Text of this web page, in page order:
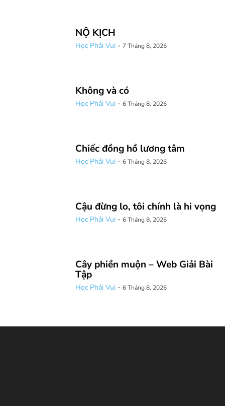
NỘ KỊCH
Học Phải Vui - 7 Tháng 8, 2026
Không và có
Học Phải Vui - 6 Tháng 8, 2026
Chiếc đồng hồ lương tâm
Học Phải Vui - 6 Tháng 8, 2026
Cậu đừng lo, tôi chính là hi vọng
Học Phải Vui - 6 Tháng 8, 2026
Cây phiền muộn – Web Giải Bài
Tập
Học Phải Vui - 6 Tháng 8, 2026